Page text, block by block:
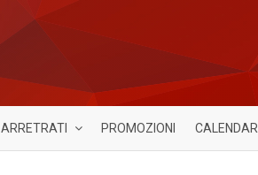
ARRETRATI PROMOZIONI CALENDARI